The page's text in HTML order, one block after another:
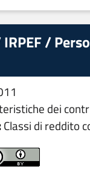
/
dei
Classi di reddito